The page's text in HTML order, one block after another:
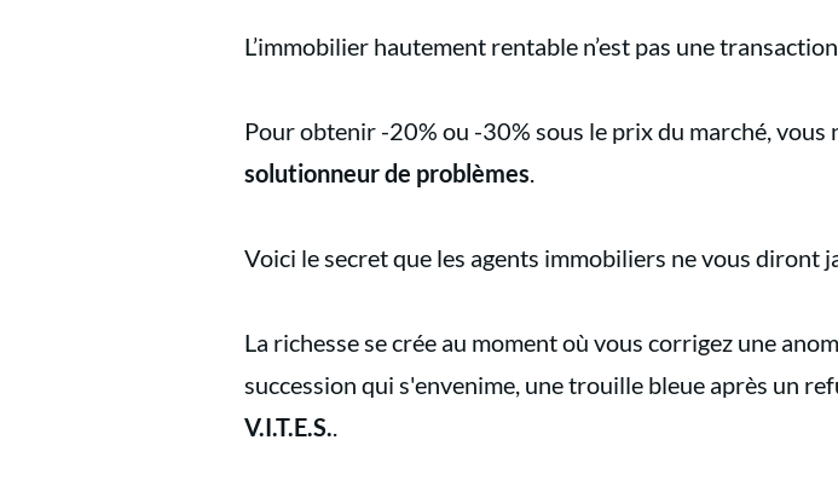
L’immobilier hautement rentable n’est pas une
Pour obtenir -20% ou -30% sous le prix du marché, vous
solutionneur de problèmes.
Voici le secret que les agents immobiliers ne vous diront
La richesse se crée au moment où vous corrigez une
succession qui s'envenime, une trouille bleue après un
V.I.T.E.S..